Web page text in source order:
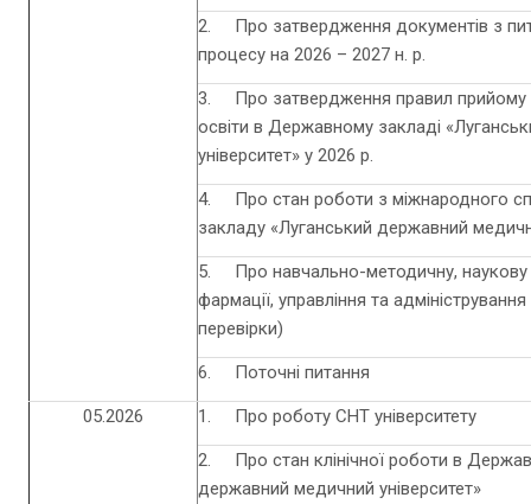
2. Про затвердження документів з
процесу на 2026 – 2027 н. р.
3. Про затвердження правил прийому
освіти в Державному закладі
університет» у 2026 р.
4. Про стан роботи з міжнародного
закладу «Луганський державний
5. Про навчально-методичну, наукову
фармації, управління та
перевірки)
6. Поточні питання
05.2026 1. Про роботу СНТ університету
2. Про стан клінічної роботи в
державний медичний університет»